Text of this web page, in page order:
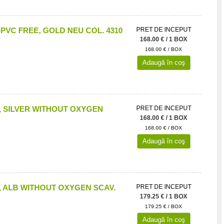
FREE, GOLD NEU COL. 4310
PRET DE INCEPUT
168.00 € / 1 BOX
168.00 € / BOX
Adaugă în coş
WITHOUT OXYGEN
PRET DE INCEPUT
168.00 € / 1 BOX
168.00 € / BOX
Adaugă în coş
WITHOUT OXYGEN SCAV.
PRET DE INCEPUT
179.25 € / 1 BOX
179.25 € / BOX
Adaugă în coş